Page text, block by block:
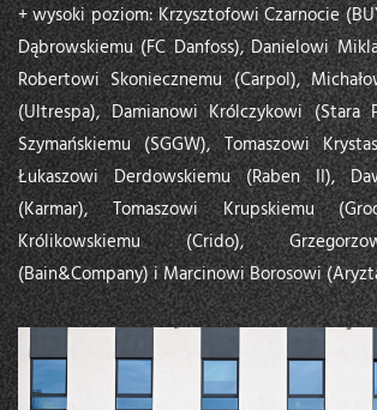
+ wysoki poziom: Krzysztofowi Czarnocie
Dąbrowskiemu (FC Danfoss), Danielowi
Robertowi Skoniecznemu (Carpol),
(Ultrespa), Damianowi Królczykowi (Stara
Szymańskiemu (SGGW), Tomaszowi
Łukaszowi Derdowskiemu (Raben II),
(Karmar), Tomaszowi Krupskiemu
Królikowskiemu (Crido),
(Bain&Company) i Marcinowi Borosowi